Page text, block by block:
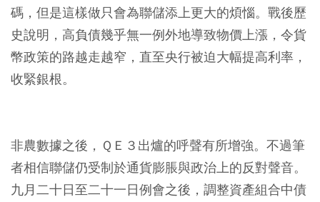
碼，但是這樣做只會為聯儲添上更大的煩惱。戰後歷
史說明，高負債幾乎無一例外地導致物價上漲，令貨
幣政策的路越走越窄，直至央行被迫大幅提高利率，
收緊銀根。
非農數據之後，ＱＥ３出爐的呼聲有所增強。不過筆
者相信聯儲仍受制於通貨膨脹與政治上的反對聲音。
九月二十日至二十一日例會之後，調整資產組合中債